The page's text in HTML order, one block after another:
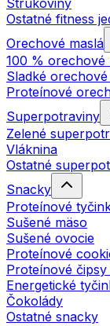
Strukoviny
Ostatné fitness
Orechové maslá
100 % orechové
Sladké
Proteínové
Superpotraviny
Zelené
Vláknina
Ostatné
Snacky
Proteínové
Sušené mäso
Sušené ovocie
Proteínové
Proteínové
Energetické
Čokolády
Ostatné snacky